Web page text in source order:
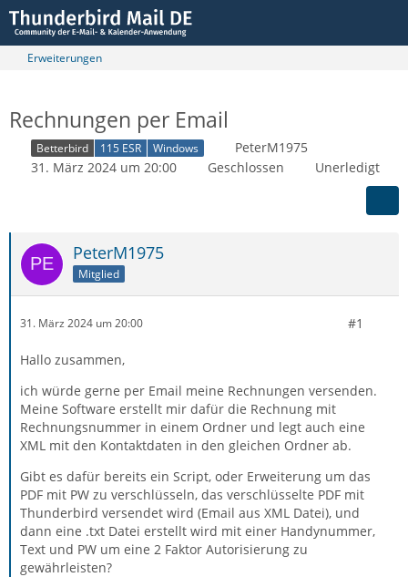
Erweiterungen
Rechnungen per Email
Betterbird 115 ESR Windows
PeterM1975
31. März 2024 um 20:00
Geschlossen Unerledigt
PeterM1975
Mitglied
31. März 2024 um 20:00 #1
Hallo zusammen,
ich würde gerne per Email meine Rechnungen versenden.
Meine Software erstellt mir dafür die Rechnung mit
Rechnungsnummer in einem Ordner und legt auch eine
XML mit den Kontaktdaten in den gleichen Ordner ab.
Gibt es dafür bereits ein Script, oder Erweiterung um das
PDF mit PW zu verschlüsseln, das verschlüsselte PDF mit
Thunderbird versendet wird (Email aus XML Datei), und
dann eine .txt Datei erstellt wird mit einer Handynummer,
Text und PW um eine 2 Faktor Autorisierung zu
gewährleisten?